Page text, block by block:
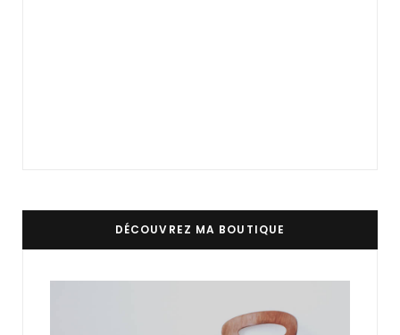
DÉCOUVREZ MA BOUTIQUE